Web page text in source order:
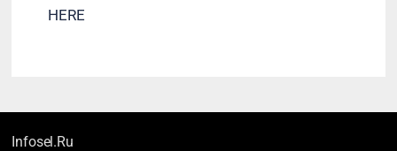
HERE
Infosel.Ru